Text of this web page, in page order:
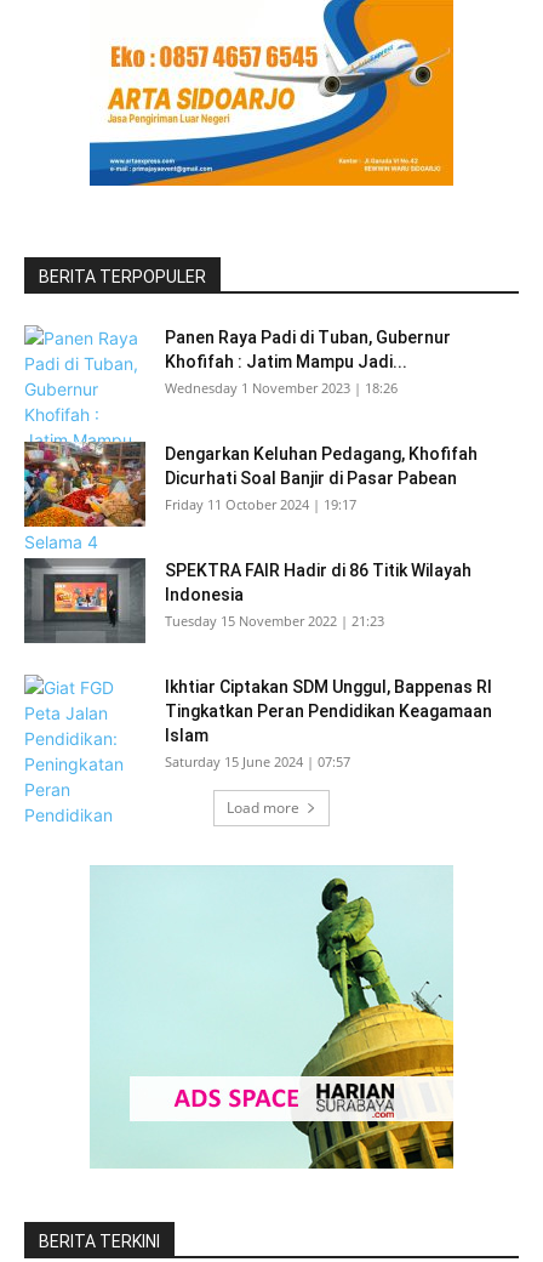
BERITA TERPOPULER
Panen Raya Padi di Tuban, Gubernur
Khofifah : Jatim Mampu Jadi...
Wednesday 1 November 2023 | 18:26
Dengarkan Keluhan Pedagang, Khofifah
Dicurhati Soal Banjir di Pasar Pabean
Friday 11 October 2024 | 19:17
SPEKTRA FAIR Hadir di 86 Titik Wilayah
Indonesia
Tuesday 15 November 2022 | 21:23
Ikhtiar Ciptakan SDM Unggul, Bappenas RI
Tingkatkan Peran Pendidikan Keagamaan
Islam
Saturday 15 June 2024 | 07:57
Load more
BERITA TERKINI